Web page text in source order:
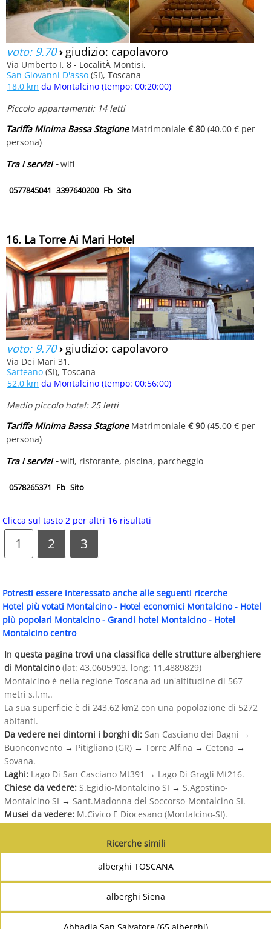
voto: 9.70› giudizio: capolavoro
Via Umberto I, 8 - LocalitÀ Montisi,
San Giovanni D'asso (SI), Toscana
18.0 km da Montalcino (tempo: 00:20:00)
Piccolo appartamenti: 14 letti
Tariffa Minima Bassa StagioneMatrimoniale € 80 (40.00 € per
persona)
Tra i servizi -wifi
0577845041 3397640200 Fb Sito
16. La Torre Ai Mari Hotel
voto: 9.70› giudizio: capolavoro
Via Dei Mari 31,
Sarteano (SI), Toscana
52.0 km da Montalcino (tempo: 00:56:00)
Medio piccolo hotel: 25 letti
Tariffa Minima Bassa StagioneMatrimoniale € 90 (45.00 € per
persona)
Tra i servizi -wifi, ristorante, piscina, parcheggio
0578265371 Fb Sito
Clicca sul tasto 2 per altri 16 risultati
1 2 3
Potresti essere interessato anche alle seguenti ricerche
Hotel più votati Montalcino- Hotel economici Montalcino- Hotel
più popolari Montalcino- Grandi hotel Montalcino- Hotel
Montalcino centro
In questa pagina trovi una classifica delle strutture alberghiere
di Montalcino(lat: 43.0605903, long: 11.4889829)
Montalcino è nella regione Toscana ad un'altitudine di 567
metri s.l.m..
La sua superficie è di 243.62 km2 con una popolazione di 5272
abitanti.
Da vedere nei dintorni i borghi di: San Casciano dei Bagni →
Buonconvento → Pitigliano (GR) → Torre Alfina → Cetona →
Sovana.
Laghi: Lago Di San Casciano Mt391 → Lago Di Gragli Mt216.
Chiese da vedere: S.Egidio-Montalcino SI → S.Agostino-
Montalcino SI → Sant.Madonna del Soccorso-Montalcino SI.
Musei da vedere: M.Civico E Diocesano (Montalcino-SI).
Ricerche simili
alberghi TOSCANA
alberghi Siena